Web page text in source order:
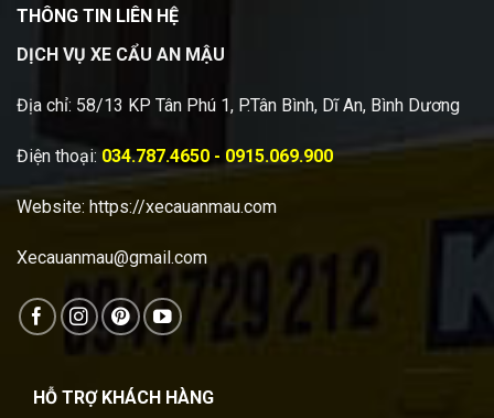
THÔNG TIN LIÊN HỆ
DỊCH VỤ XE CẨU AN MẬU
Địa chỉ: 58/13 KP Tân Phú 1, P.Tân Bình, Dĩ An, Bình Dương
Điện thoại: 034.787.4650 - 0915.069.900
Website: https://xecauanmau.com
Xecauanmau@gmail.com
HỖ TRỢ KHÁCH HÀNG